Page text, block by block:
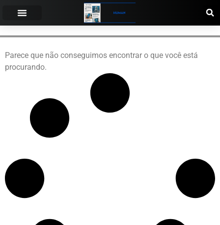
Parece que não conseguimos encontrar o que você está
procurando.